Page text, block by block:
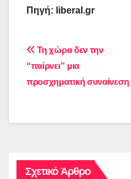
Πηγή: liberal.gr
Πλοήγηση
άρθρων
Τη χώρα δεν την
“παίρνει” μια
προσχηματική συναίνεση
Σχετικό Άρθρο